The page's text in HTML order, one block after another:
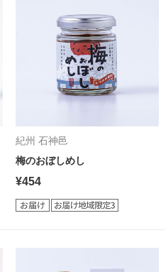
紀州 石神邑
梅のおぼしめし
¥454